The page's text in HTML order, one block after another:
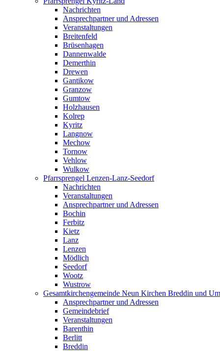
Nachrichten
Ansprechpartner und Adressen
Veranstaltungen
Breitenfeld
Brüsenhagen
Dannenwalde
Demerthin
Drewen
Gantikow
Granzow
Gumtow
Holzhausen
Kolrep
Kyritz
Langnow
Mechow
Tornow
Vehlow
Wulkow
Pfarrsprengel Lenzen-Lanz-Seedorf
Nachrichten
Veranstaltungen
Ansprechpartner und Adressen
Bochin
Ferbitz
Kietz
Lanz
Lenzen
Mödlich
Seedorf
Wootz
Wustrow
Gesamtkirchengemeinde Neun Kirchen Breddin und
Ansprechpartner und Adressen
Gemeindebrief
Veranstaltungen
Barenthin
Berlitt
Breddin